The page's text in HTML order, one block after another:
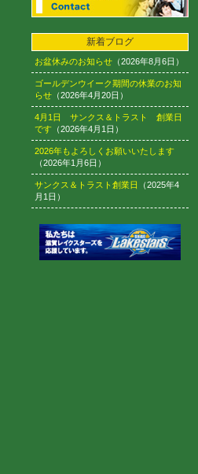
新着ブログ
お盆休みのお知らせ （2026年8月6日）
ゴールデンウイーク期間の休業のお知
らせ （2026年4月20日）
4月1日 サンクス＆トラスト 創業日
です （2026年4月1日）
2026年もよろしくお願いいたします
（2026年1月6日）
サンクス＆トラスト創業日
（2025年4
月1日）